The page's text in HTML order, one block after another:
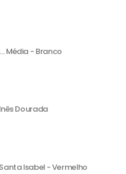
Média - Branco
Dourada
Isabel - Vermelho